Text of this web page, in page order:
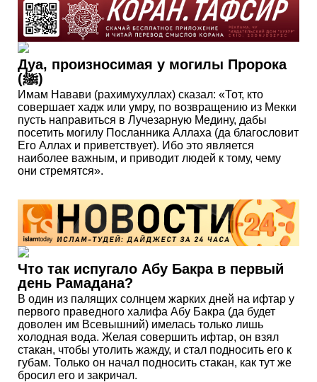
Дуа, произносимая у могилы Пророка
(ﷺ)
Имам Навави (рахимухуллах) сказал: «Тот, кто
совершает хадж или умру, по возвращению из Мекки
пусть направиться в Лучезарную Медину, дабы
посетить могилу Посланника Аллаха (да благословит
Его Аллах и приветствует). Ибо это является
наиболее важным, и приводит людей к тому, чему
они стремятся».
Что так испугало Абу Бакра в первый
день Рамадана?
В один из палящих солнцем жарких дней на ифтар у
первого праведного халифа Абу Бакра (да будет
доволен им Всевышний) имелась только лишь
холодная вода. Желая совершить ифтар, он взял
стакан, чтобы утолить жажду, и стал подносить его к
губам. Только он начал подносить стакан, как тут же
бросил его и закричал.